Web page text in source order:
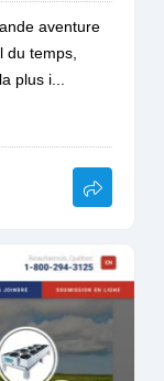
aventure
du temps,
plus i...